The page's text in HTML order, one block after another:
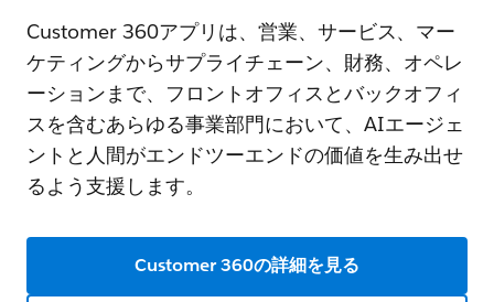
Customer 360アプリは、営業、サービス、マー
ケティングからサプライチェーン、財務、オペレ
ーションまで、フロントオフィスとバックオフィ
スを含むあらゆる事業部門において、AIエージェ
ントと人間がエンドツーエンドの価値を生み出せ
るよう支援します。
Customer 360の詳細を見る